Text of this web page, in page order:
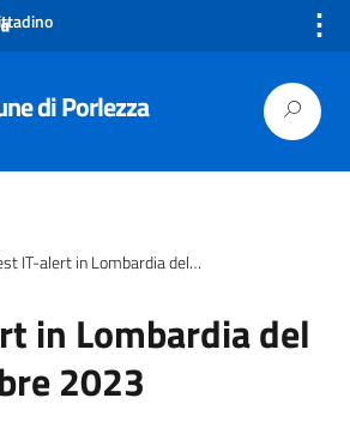
⋮
di Porlezza
IT-alert in Lombardia del 19 settembre 2023
in Lombardia del
2023